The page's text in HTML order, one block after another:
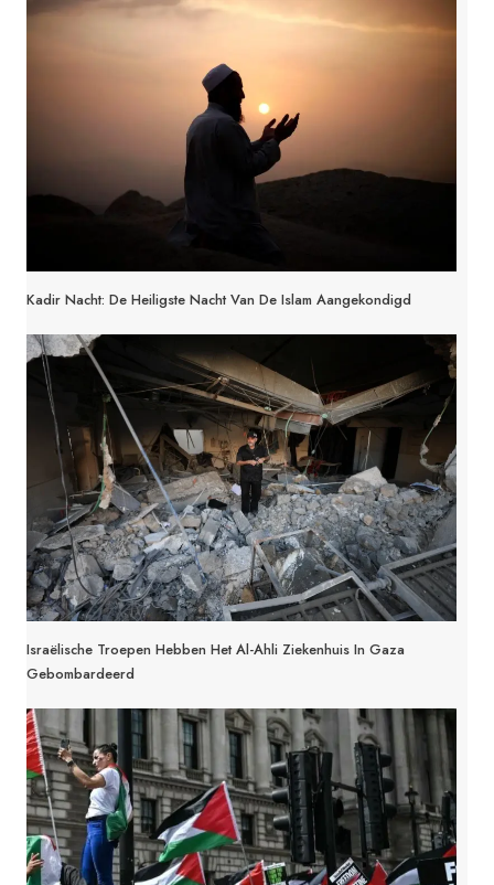
Kadir Nacht: De Heiligste Nacht Van De Islam Aangekondigd
Israëlische Troepen Hebben Het Al-Ahli Ziekenhuis In Gaza
Gebombardeerd